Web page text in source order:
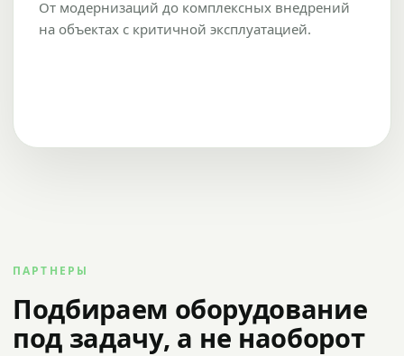
От модернизаций до комплексных внедрений
на объектах с критичной эксплуатацией.
ПАРТНЕРЫ
Подбираем оборудование
под задачу, а не наоборот